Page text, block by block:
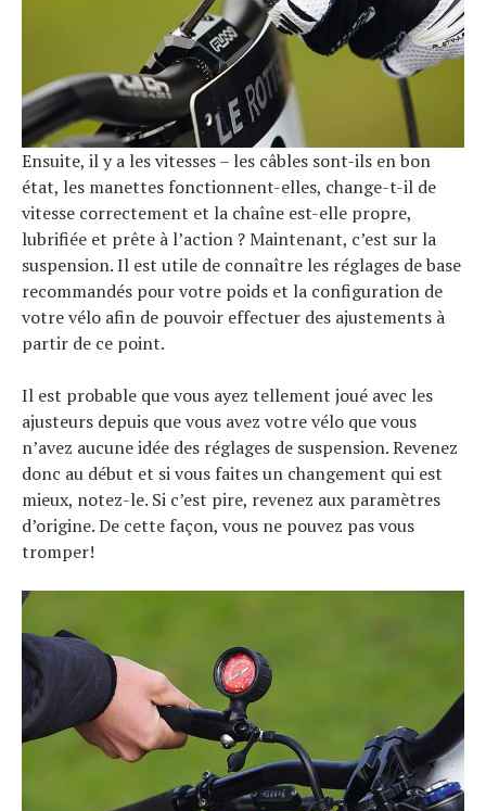
Ensuite, il y a les vitesses – les câbles sont-ils en bon
état, les manettes fonctionnent-elles, change-t-il de
vitesse correctement et la chaîne est-elle propre,
lubrifiée et prête à l’action ? Maintenant, c’est sur la
suspension. Il est utile de connaître les réglages de base
recommandés pour votre poids et la configuration de
votre vélo afin de pouvoir effectuer des ajustements à
partir de ce point.
Il est probable que vous ayez tellement joué avec les
ajusteurs depuis que vous avez votre vélo que vous
n’avez aucune idée des réglages de suspension. Revenez
donc au début et si vous faites un changement qui est
mieux, notez-le. Si c’est pire, revenez aux paramètres
d’origine. De cette façon, vous ne pouvez pas vous
tromper!